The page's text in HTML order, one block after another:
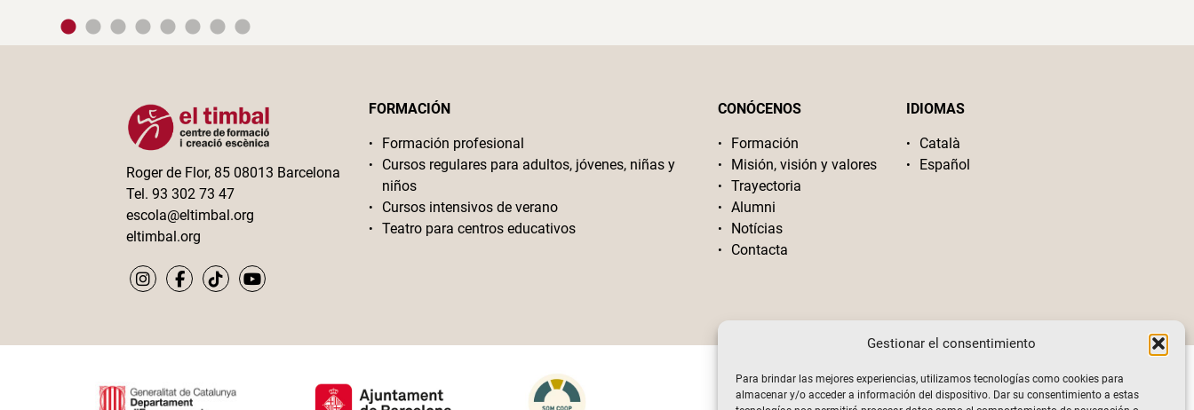
Gestionar el consentimiento
Para brindar las mejores experiencias, utilizamos tecnologías como cookies para
almacenar y/o acceder a información del dispositivo. Dar su consentimiento a estas
Roger de Flor, 85 08013 Barcelona
Tel. 93 302 73 47
escola@eltimbal.org
eltimbal.org
FORMACIÓN
Formación profesional
Cursos regulares para adultos, jóvenes, niñas y
niños
Cursos intensivos de verano
Teatro para centros educativos
CONÓCENOS
Formación
Misión, visión y valores
Trayectoria
Alumni
Notícias
Contacta
IDIOMAS
Català
Español